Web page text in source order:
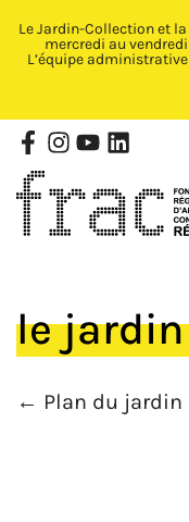
Le Jardin-Collection et
mercredi au vendredi
L’équipe
le jardin
← Plan du jardin